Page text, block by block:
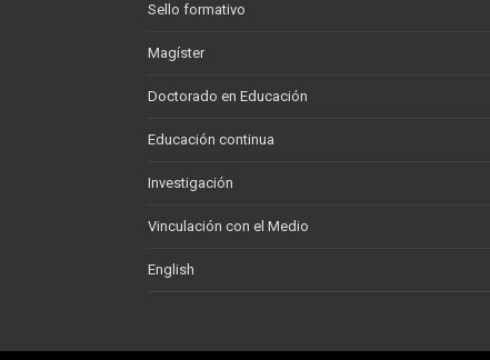
Sello formativo
Magíster
Doctorado en Educación
Educación continua
Investigación
Vinculación con el Medio
English